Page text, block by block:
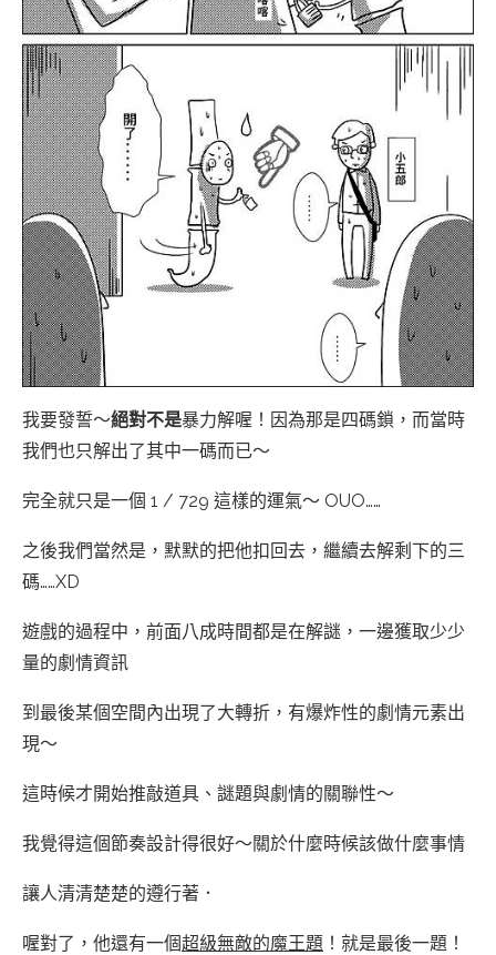
我要發誓～絕對不是暴力解喔！因為那是四碼鎖，而當時
我們也只解出了其中一碼而已～
完全就只是一個 1 / 729 這樣的運氣～ OUO……
之後我們當然是，默默的把他扣回去，繼續去解剩下的三
碼……XD
遊戲的過程中，前面八成時間都是在解謎，一邊獲取少少
量的劇情資訊
到最後某個空間內出現了大轉折，有爆炸性的劇情元素出
現～
這時候才開始推敲道具、謎題與劇情的關聯性～
我覺得這個節奏設計得很好～關於什麼時候該做什麼事情
讓人清清楚楚的遵行著．
喔對了，他還有一個超級無敵的魔王題 ！就是最後一題！